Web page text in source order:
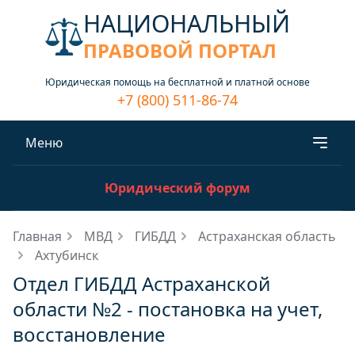
НАЦИОНАЛЬНЫЙ
ПРАВОВОЙ ПОРТАЛ
Юридическая помощь на бесплатной и платной основе
+7 (800) 511-86-74
Меню
Юридический форум
Главная МВД ГИБДД
Астраханская область
Ахтубинск
Отдел ГИБДД Астраханской
области №2 - постановка на учет,
восстановление